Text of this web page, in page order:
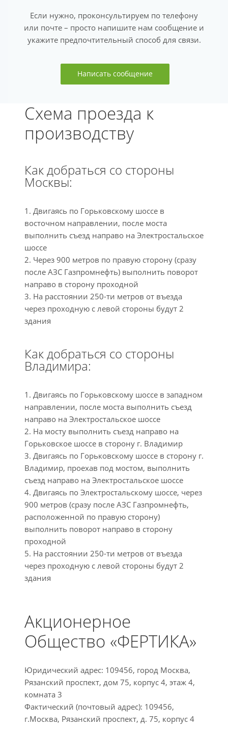
Если нужно, проконсультируем по телефону
или почте – просто напишите нам сообщение и
укажите предпочтительный способ для связи.
Написать сообщение
Схема проезда к
производству
Как добраться со стороны
Москвы:
1. Двигаясь по Горьковскому шоссе в
восточном направлении, после моста
выполнить съезд направо на Электростальское
шоссе
2. Через 900 метров по правую сторону (сразу
после АЗС Газпромнефть) выполнить поворот
направо в сторону проходной
3. На расстоянии 250-ти метров от въезда
через проходную с левой стороны будут 2
здания
Как добраться со стороны
Владимира:
1. Двигаясь по Горьковскому шоссе в западном
направлении, после моста выполнить съезд
направо на Электростальское шоссе
2. На мосту выполнить съезд направо на
Горьковское шоссе в сторону г. Владимир
3. Двигаясь по Горьковскому шоссе в сторону г.
Владимир, проехав под мостом, выполнить
съезд направо на Электростальское шоссе
4. Двигаясь по Электростальскому шоссе, через
900 метров (сразу после АЗС Газпромнефть,
расположенной по правую сторону)
выполнить поворот направо в сторону
проходной
5. На расстоянии 250-ти метров от въезда
через проходную с левой стороны будут 2
здания
Акционерное
Общество «ФЕРТИКА»
Юридический адрес: 109456, город Москва,
Рязанский проспект, дом 75, корпус 4, этаж 4,
комната 3
Фактический (почтовый адрес): 109456,
г.Москва, Рязанский проспект, д. 75, корпус 4